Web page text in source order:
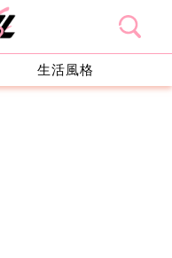
生活風格